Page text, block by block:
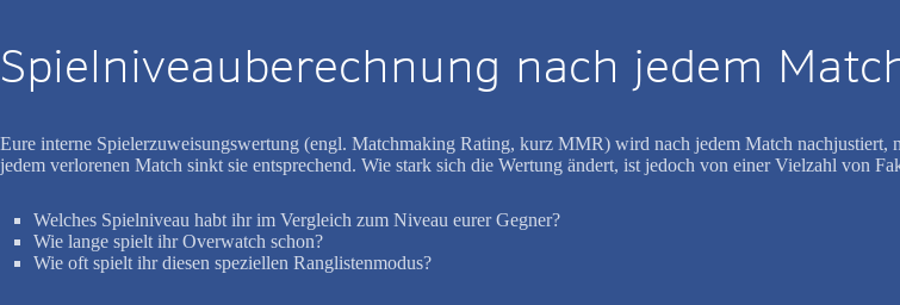
Spielniveauberechnung nach jedem
Eure interne Spielerzuweisungswertung (engl. Matchmaking Rating, kurz MMR) wird nach jedem Match
jedem verlorenen Match sinkt sie entsprechend. Wie stark sich die Wertung ändert, ist jedoch von einer Vielzahl von
Welches Spielniveau habt ihr im Vergleich zum Niveau eurer Gegner?
Wie lange spielt ihr Overwatch schon?
Wie oft spielt ihr diesen speziellen Ranglistenmodus?